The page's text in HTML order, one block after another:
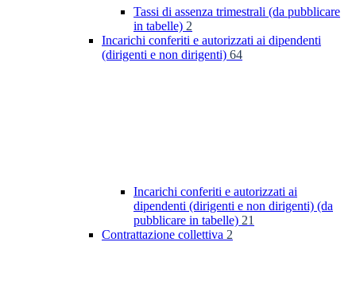
Tassi di assenza trimestrali (da pubblicare
in tabelle) 2
Incarichi conferiti e autorizzati ai dipendenti
(dirigenti e non dirigenti) 64
Incarichi conferiti e autorizzati ai
dipendenti (dirigenti e non dirigenti) (da
pubblicare in tabelle) 21
Contrattazione collettiva 2